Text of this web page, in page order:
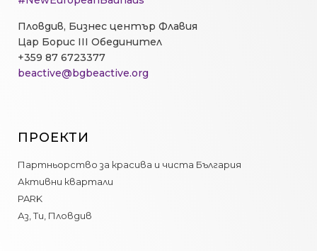
Пловдив, Бизнес център Флавия
Цар Борис III Обединител
+359 87 6723377
beactive@bgbeactive.org
ПРОЕКТИ
Партньорство за красива и чиста България
Активни квартали
PARK
Аз, Ти, Пловдив